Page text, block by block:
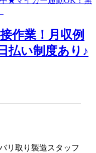
作業！月収例
払い制度あり♪
リ取り製造スタッフ